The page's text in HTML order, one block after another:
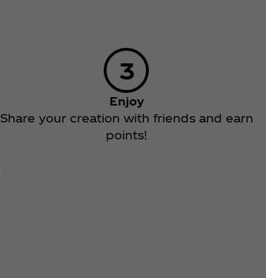
Enjoy
Share your creation with friends and earn
points!